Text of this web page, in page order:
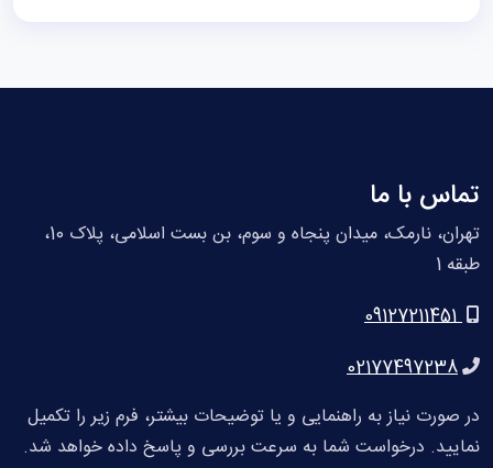
تماس با ما
تهران، نارمک، میدان پنجاه و سوم، بن بست اسلامی، پلاک 10،
طبقه 1
09127211451
02177497238
در صورت نیاز به راهنمایی و یا توضیحات بیشتر، فرم زیر را تکمیل
نمایید. درخواست شما به سرعت بررسی و پاسخ داده خواهد شد.